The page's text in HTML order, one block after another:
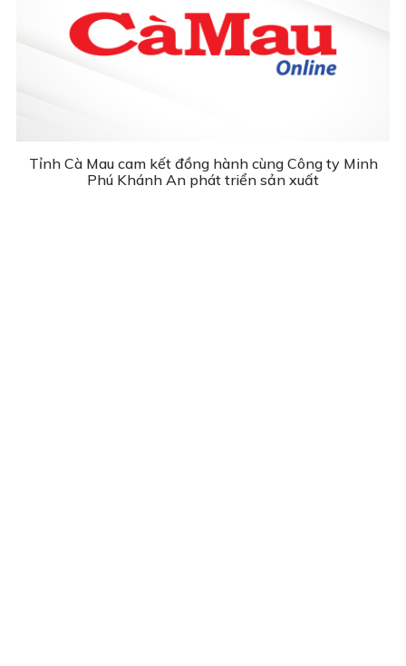
Tỉnh Cà Mau cam kết đồng hành cùng Công ty Minh
Phú Khánh An phát triển sản xuất